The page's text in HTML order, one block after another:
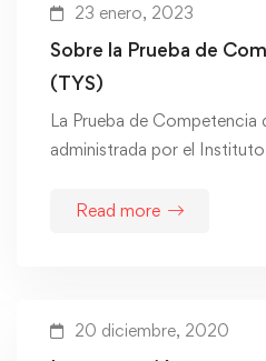
23 enero, 2023
Sobre la Prueba de
(TYS)
La Prueba de Competencia
administrada por el
Read more
20 diciembre, 2020